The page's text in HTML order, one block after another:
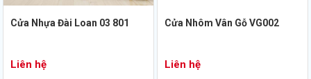
Cửa Nhựa Đài Loan 03 801
Liên hệ
Cửa Nhôm Vân Gỗ VG002
Liên hệ